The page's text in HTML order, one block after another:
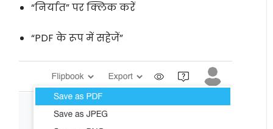
“निर्यात” पर क्लिक करें
“PDF के रूप में सहेजें”